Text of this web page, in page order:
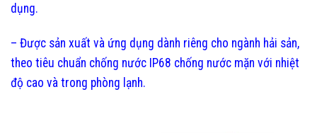
dụng.
– Được sản xuất và ứng dụng dành riêng cho ngành hải sản,
theo tiêu chuẩn chống nước IP68 chống nước mặn với nhiệt
độ cao và trong phòng lạnh.